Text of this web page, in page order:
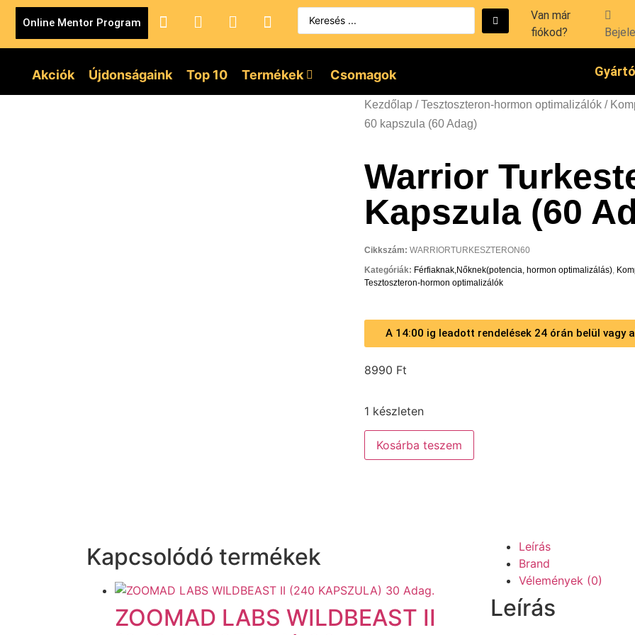
Online Mentor Program
Van már
fiókod?
Akciók Újdonságaink Top 10 Termékek Csomagok
Kezdőlap /Tesztoszteron-hormon optimalizálók /
60 kapszula (60 Adag)
Warrior
Kapszula (60
Cikkszám: WARRIORTURKESZTERON60
Kategóriák: Férfiaknak,Nőknek(potencia, hormon optimalizálás),
Tesztoszteron-hormon optimalizálók
A 14:00 ig leadott rendelések 24 órán belül vagy
8990 Ft
1 készleten
Kosárba teszem
Kapcsolódó termékek
ZOOMAD LABS WILDBEAST II
Leírás
Brand
Vélemények (0)
Leírás